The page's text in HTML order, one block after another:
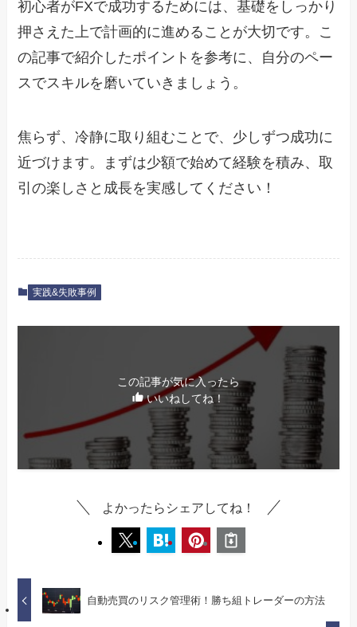
初心者がFXで成功するためには、基礎をしっかり
押さえた上で計画的に進めることが大切です。こ
の記事で紹介したポイントを参考に、自分のペー
スでスキルを磨いていきましょう。
焦らず、冷静に取り組むことで、少しずつ成功に
近づけます。まずは少額で始めて経験を積み、取
引の楽しさと成長を実感してください！
実践&失敗事例
この記事が気に入ったら
いいねしてね！
よかったらシェアしてね！
自動売買のリスク管理術！勝ち組トレーダーの方法